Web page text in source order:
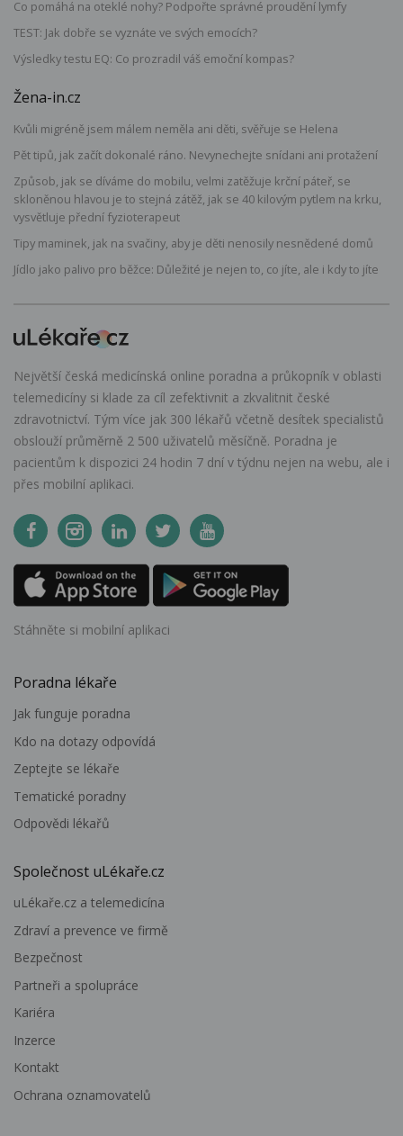
Co pomáhá na oteklé nohy? Podpořte správné proudění lymfy
TEST: Jak dobře se vyznáte ve svých emocích?
Výsledky testu EQ: Co prozradil váš emoční kompas?
Žena-in.cz
Kvůli migréně jsem málem neměla ani děti, svěřuje se Helena
Pět tipů, jak začít dokonalé ráno. Nevynechejte snídani ani protažení
Způsob, jak se díváme do mobilu, velmi zatěžuje krční páteř, se
skloněnou hlavou je to stejná zátěž, jak se 40 kilovým pytlem na krku,
vysvětluje přední fyzioterapeut
Tipy maminek, jak na svačiny, aby je děti nenosily nesnědené domů
Jídlo jako palivo pro běžce: Důležité je nejen to, co jíte, ale i kdy to jíte
Největší česká medicínská online poradna a průkopník v oblasti
telemedicíny si klade za cíl zefektivnit a zkvalitnit české
zdravotnictví. Tým více jak 300 lékařů včetně desítek specialistů
obslouží průměrně 2 500 uživatelů měsíčně. Poradna je
pacientům k dispozici 24 hodin 7 dní v týdnu nejen na webu, ale i
přes mobilní aplikaci.
Stáhněte si mobilní aplikaci
Poradna lékaře
Jak funguje poradna
Kdo na dotazy odpovídá
Zeptejte se lékaře
Tematické poradny
Odpovědi lékařů
Společnost uLékaře.cz
uLékaře.cz a telemedicína
Zdraví a prevence ve firmě
Bezpečnost
Partneři a spolupráce
Kariéra
Inzerce
Kontakt
Ochrana oznamovatelů